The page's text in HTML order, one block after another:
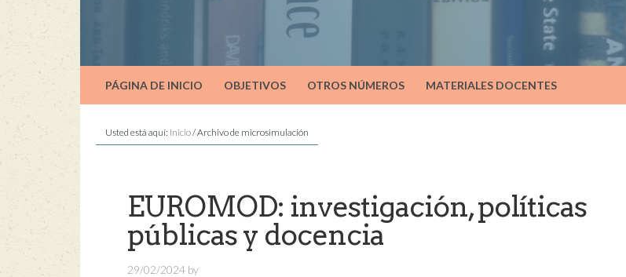
PÁGINA DE INICIO OBJETIVOS OTROS NÚMEROS MATERIALES DOCENTES
Usted está aquí: Inicio/Archivo de microsimulación
EUROMOD: investigación, políticas
públicas y docencia
29/02/2024 by